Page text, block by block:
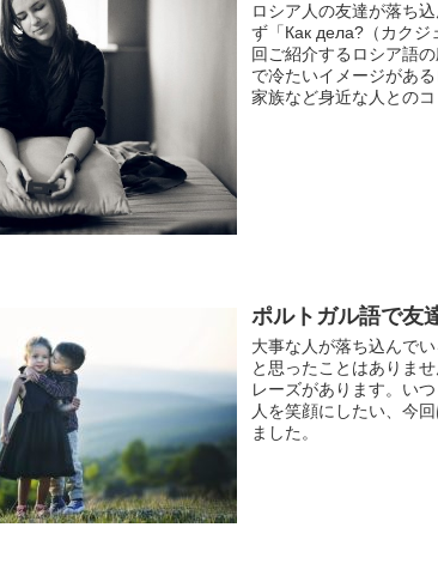
ロシア人の友達が落ち
ず「Как дела?（カクジ
回ご紹介するロシア語
で冷たいイメージがあ
家族など身近な人との
ポルトガル語で友
大事な人が落ち込んで
と思ったことはありま
レーズがあります。い
人を笑顔にしたい、今
ました。